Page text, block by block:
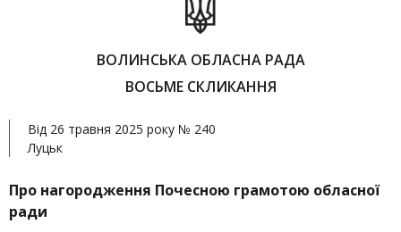
ВОЛИНСЬКА ОБЛАСНА РАДА
ВОСЬМЕ СКЛИКАННЯ
Від 26 травня 2025 року № 240
Луцьк
Про нагородження Почесною грамотою обласної
ради